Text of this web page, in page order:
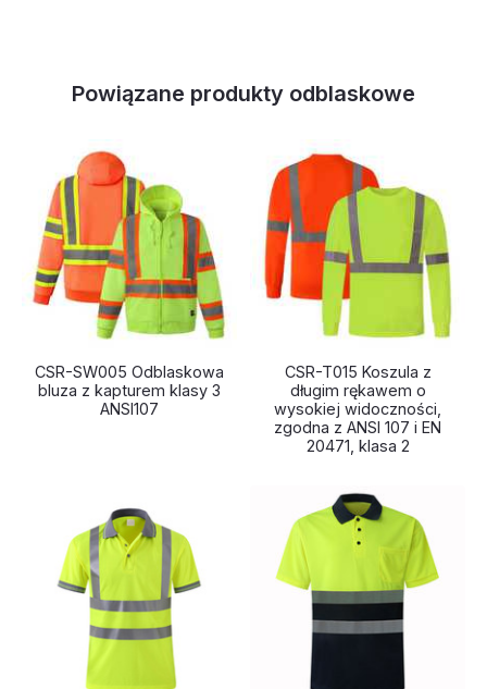
Powiązane produkty odblaskowe
CSR-SW005 Odblaskowa
bluza z kapturem klasy 3
ANSI107
CSR-T015 Koszula z
długim rękawem o
wysokiej widoczności,
zgodna z ANSI 107 i EN
20471, klasa 2